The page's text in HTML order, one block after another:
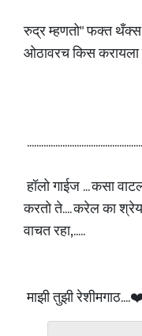
रुद्र म्हणतो" फक्त थँक्स
ओठावरच किस करायला
हॉलो गाईज ... कसा
करतो ते.... करेल का
वाचत रहा,.....
माझी तुझी